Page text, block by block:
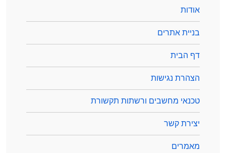
אודות
בניית אתרים
דף הבית
הצהרת נגישות
טכנאי מחשבים ורשתות תקשורת
יצירת קשר
מאמרים